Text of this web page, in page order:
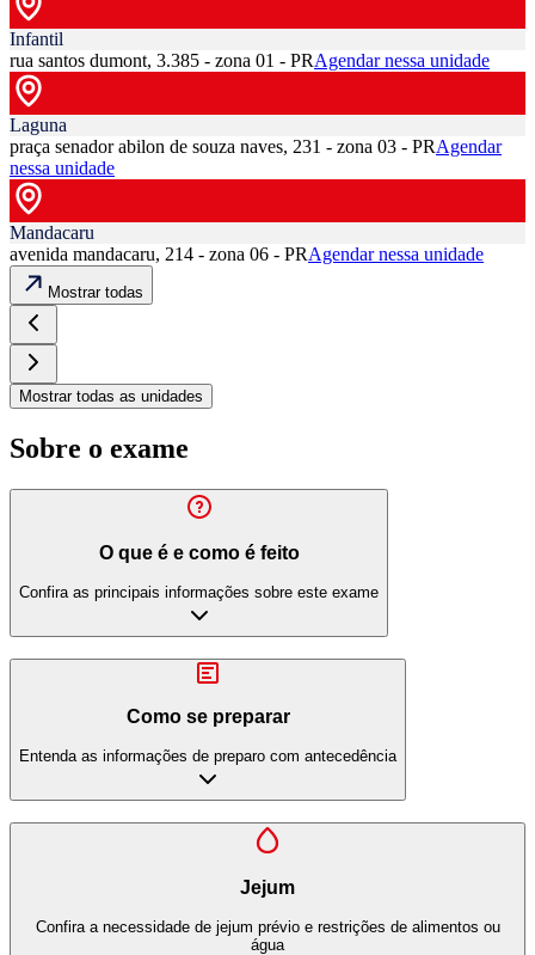
Infantil
rua santos dumont, 3.385 - zona 01 - PRAgendar nessa unidade
Laguna
praça senador abilon de souza naves, 231 - zona 03 - PRAgendar
nessa unidade
Mandacaru
avenida mandacaru, 214 - zona 06 - PRAgendar nessa unidade
Mostrar todas
Mostrar todas as unidades
Sobre o exame
O que é e como é feito
Confira as principais informações sobre este exame
Como se preparar
Entenda as informações de preparo com antecedência
Jejum
Confira a necessidade de jejum prévio e restrições de alimentos ou
água